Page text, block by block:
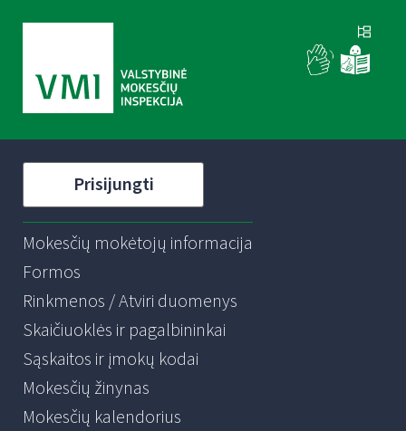
Prisijungti
Mokesčių mokėtojų informacija
Formos
Rinkmenos / Atviri duomenys
Skaičiuoklės ir pagalbininkai
Sąskaitos ir įmokų kodai
Mokesčių žinynas
Mokesčių kalendorius